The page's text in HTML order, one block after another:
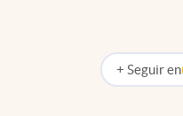
+ Seguir en
abre en